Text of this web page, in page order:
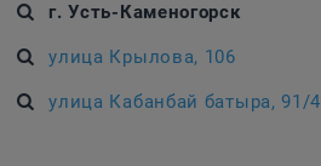
г. Усть-Каменогорск
улица Крылова, 106
улица Кабанбай батыра, 91/4